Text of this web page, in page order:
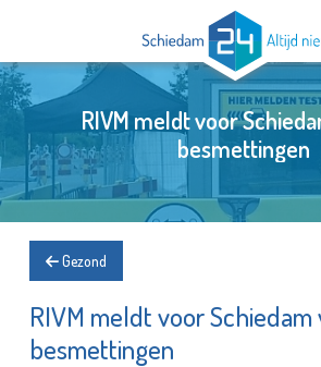
RIVM meldt voor
besmettingen
Gezond
RIVM meldt voor
besmettingen